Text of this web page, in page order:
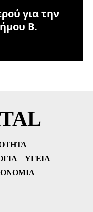
για την
Β.
ΥΓΕΊΑ